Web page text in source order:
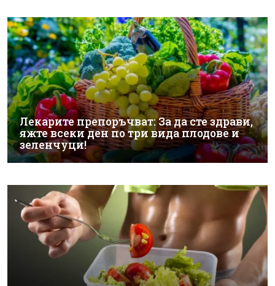
Лекарите препоръчват: За да сте здрави,
яжте всеки ден по три вида плодове и
зеленчуци!